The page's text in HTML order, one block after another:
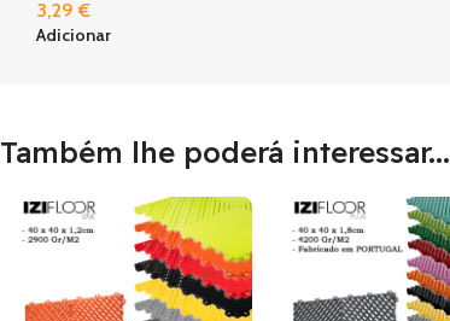
3,29€
Adicionar
Também lhe poderá interessar...